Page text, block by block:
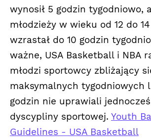
wynosił 5 godzin tygodniowo,
młodzieży w wieku od 12 do
wzrastał do 10 godzin
ważne, USA Basketball i NBA
młodzi sportowcy zbliżający
maksymalnych tygodniowych
godzin nie uprawiali
dyscypliny sportowej. Youth
Guidelines - USA Basketball